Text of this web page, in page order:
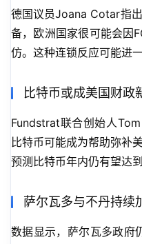
德国议员Joana Cotar指
备，欧洲国家很可能会因
仿。这种连锁反应可能进
比特币或成美国财政
Fundstrat联合创始人
比特币可能成为帮助弥补
预测比特币年内仍有望达
萨尔瓦多与不丹持续
数据显示，萨尔瓦多政府